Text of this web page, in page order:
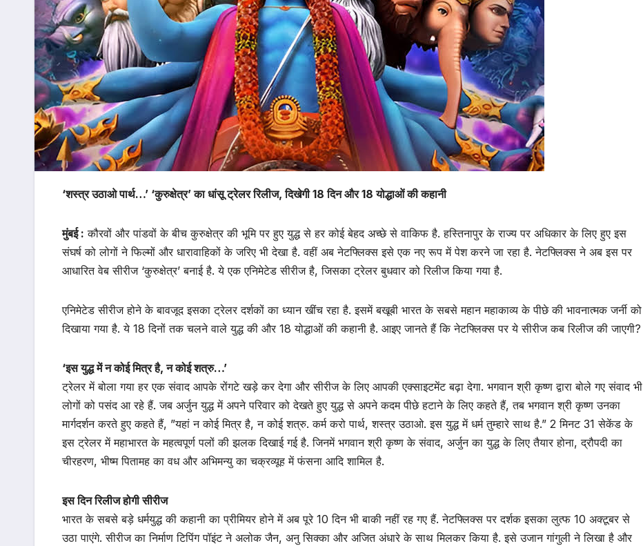
‘शस्त्र उठाओ पार्थ…’ ‘कुरुक्षेत्र’ का धांसू ट्रेलर रिलीज, दिखेगी 18 दिन और 18 योद्धाओं की कहानी
मुंबई : कौरवों और पांडवों के बीच कुरुक्षेत्र की भूमि पर हुए युद्ध से हर कोई बेहद अच्छे से वाकिफ है. हस्तिनापुर के राज्य पर अधिकार के लिए हुए इस
संघर्ष को लोगों ने फिल्मों और धारावाहिकों के जरिए भी देखा है. वहीं अब नेटफ्लिक्स इसे एक नए रूप में पेश करने जा रहा है. नेटफ्लिक्स ने अब इस पर
आधारित वेब सीरीज ‘कुरुक्षेत्र’ बनाई है. ये एक एनिमेटेड सीरीज है, जिसका ट्रेलर बुधवार को रिलीज किया गया है.
एनिमेटेड सीरीज होने के बावजूद इसका ट्रेलर दर्शकों का ध्यान खींच रहा है. इसमें बखूबी भारत के सबसे महान महाकाव्य के पीछे की भावनात्मक जर्नी को
दिखाया गया है. ये 18 दिनों तक चलने वाले युद्ध की और 18 योद्धाओं की कहानी है. आइए जानते हैं कि नेटफ्लिक्स पर ये सीरीज कब रिलीज की जाएगी?
‘इस युद्ध में न कोई मित्र है, न कोई शत्रु…’
ट्रेलर में बोला गया हर एक संवाद आपके रोंगटे खड़े कर देगा और सीरीज के लिए आपकी एक्साइटमेंट बढ़ा देगा. भगवान श्री कृष्ण द्वारा बोले गए संवाद भी
लोगों को पसंद आ रहे हैं. जब अर्जुन युद्ध में अपने परिवार को देखते हुए युद्ध से अपने कदम पीछे हटाने के लिए कहते हैं, तब भगवान श्री कृष्ण उनका
मार्गदर्शन करते हुए कहते हैं, ”यहां न कोई मित्र है, न कोई शत्रु. कर्म करो पार्थ, शस्त्र उठाओ. इस युद्ध में धर्म तुम्हारे साथ है.” 2 मिनट 31 सेकेंड के
इस ट्रेलर में महाभारत के महत्वपूर्ण पलों की झलक दिखाई गई है. जिनमें भगवान श्री कृष्ण के संवाद, अर्जुन का युद्ध के लिए तैयार होना, द्रौपदी का
चीरहरण, भीष्म पितामह का वध और अभिमन्यु का चक्रव्यूह में फंसना आदि शामिल है.
इस दिन रिलीज होगी सीरीज
भारत के सबसे बड़े धर्मयुद्ध की कहानी का प्रीमियर होने में अब पूरे 10 दिन भी बाकी नहीं रह गए हैं. नेटफ्लिक्स पर दर्शक इसका लुत्फ 10 अक्टूबर से
उठा पाएंगे. सीरीज का निर्माण टिपिंग पॉइंट ने अलोक जैन, अनु सिक्का और अजित अंधारे के साथ मिलकर किया है. इसे उजान गांगुली ने लिखा है और